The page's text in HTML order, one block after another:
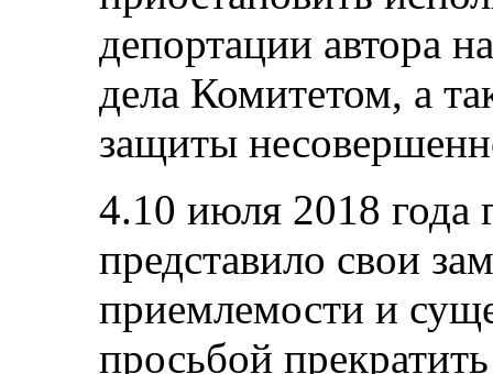
депортации автора
дела Комитетом, а
защиты
4.10 июля 2018 года
представило свои
приемлемости и
просьбой